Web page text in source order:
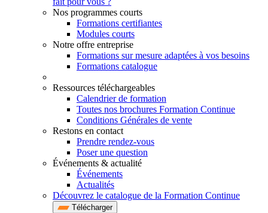
Nos programmes courts
Formations certifiantes
Modules courts
Notre offre entreprise
Formations sur mesure adaptées à vos besoins
Formations catalogue
Ressources téléchargeables
Calendrier de formation
Toutes nos brochures Formation Continue
Conditions Générales de vente
Restons en contact
Prendre rendez-vous
Poser une question
Événements & actualité
Événements
Actualités
Découvrez le catalogue de la Formation Continue
Télécharger